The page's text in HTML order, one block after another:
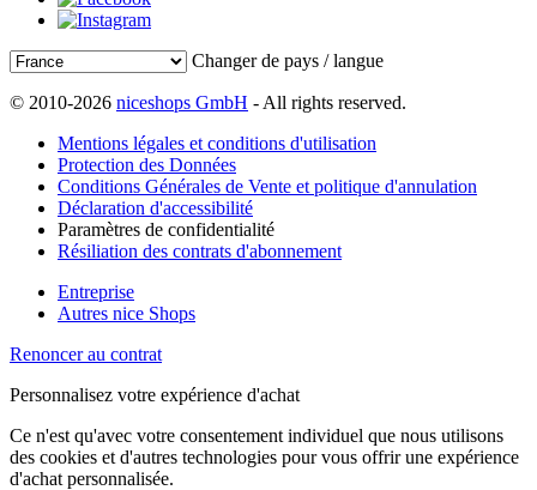
Changer de pays / langue
© 2010-2026 niceshops GmbH - All rights reserved.
Mentions légales et conditions d'utilisation
Protection des Données
Conditions Générales de Vente et politique d'annulation
Déclaration d'accessibilité
Paramètres de confidentialité
Résiliation des contrats d'abonnement
Entreprise
Autres nice Shops
Renoncer au contrat
Personnalisez votre expérience d'achat
Ce n'est qu'avec votre consentement individuel que nous utilisons
des cookies et d'autres technologies pour vous offrir une expérience
d'achat personnalisée.